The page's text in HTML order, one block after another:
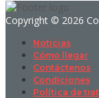
Copyright © 2026
Noticias
Cómo llegar
Contáctenos
Condiciones
Política de